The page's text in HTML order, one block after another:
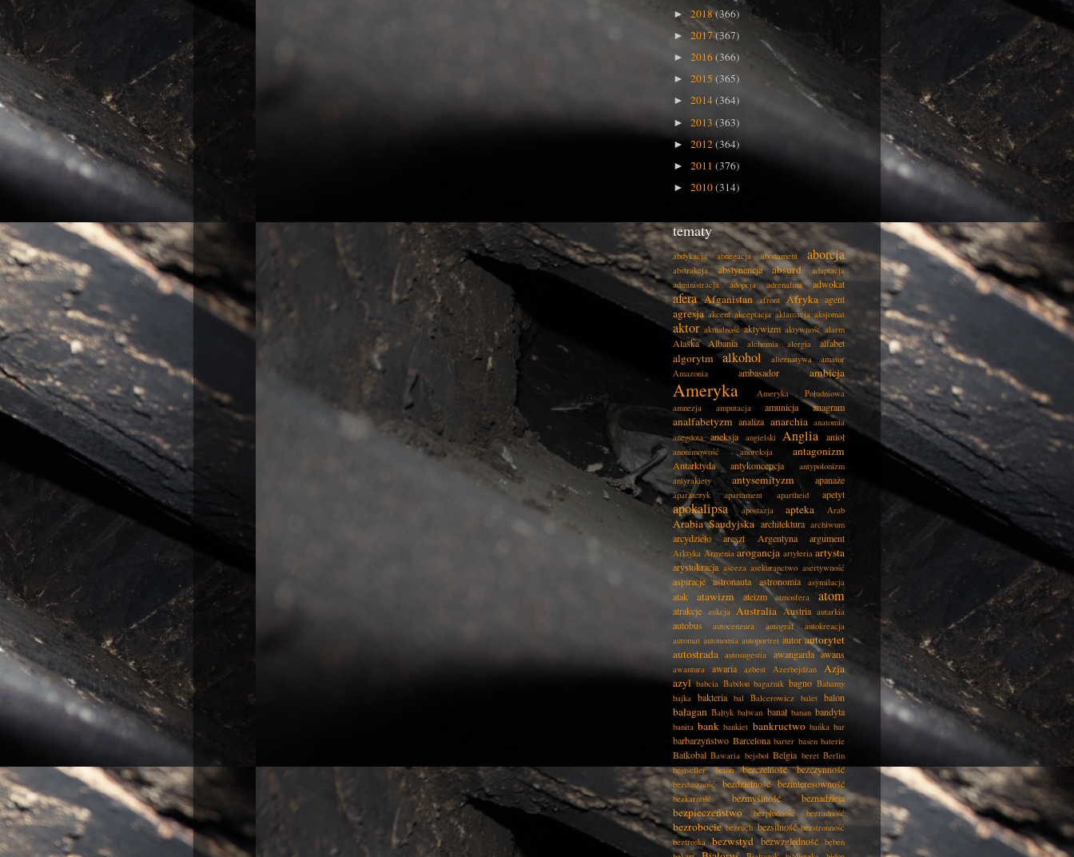
► 2018(366)
► 2017(367)
► 2016(366)
► 2015 (365)
► 2014(364)
► 2013 (363)
► 2012(364)
► 2011 (376)
► 2010(314)
tematy
abdykacja abnegacja abonament aborcja
abstrakcja abstynencja absurd
adaptacja
administracja
adopcja adrenalina adwokat
afera Afganistan afront Afryka agent
agresja akcent akceptacja aklamacja aksjomat
aktor aktualność aktywizm aktywność alarm
Alaska Albania alchemia alergia alfabet
algorytm alkohol alternatywa
amator
Amazonia
ambasador ambicja
Ameryka
Ameryka Południowa
amnezja
amputacja amunicja anagram
analfabetyzm analiza anarchia anatomia
anegdota
aneksja angielski Anglia anioł
anonimowość anoreksja antagonizm
Antarktyda antykoncepcja
antypolonizm
antyrakiety
antysemityzm apanaże
aparatczyk apartament apartheid apetyt
apokalipsa apostazja apteka Arab
Arabia Saudyjska architektura archiwum
arcydzieło areszt Argentyna argument
Arktyka Armenia arogancja artyleria artysta
arystokracja asceza asekuranctwo asertywność
aspiracje astronauta astronomia asymilacja
atak atawizm ateizm atmosfera atom
atrakcje aukcja Australia Austria autarkia
autobus autocenzura autograf
autokreacja
automat autonomia autoportret autor autorytet
autostrada autosugestia awangarda awans
awantura awaria azbest Azerbejdżan
Azja
azyl babcia Babilon bagażnik bagno Bahamy
bajka bakteria bal Balcerowicz balet balon
bałagan Bałtyk bałwan banał banan bandyta
banita bank bankiet bankructwo bańka bar
barbarzyństwo Barcelona barter basen baterie
Batkobal Bawaria bejsbol Belgia beret Berlin
bestseller
beton bezczelność bezczynność
bezduszność bezdzietność bezinteresowność
bezkarność bezmyślność beznadzieja
bezpieczeństwo bezpłodność bezradność
bezrobocie bezruch bezsilność bezstronność
beztroska bezwstyd bezwzględność bęben